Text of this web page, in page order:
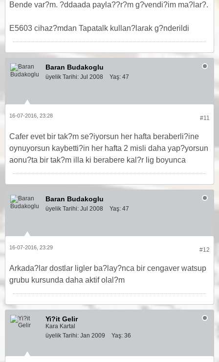
Bende var?m. ?ddaada payla??r?m g?vendi?im ma?lar?.
E5603 cihaz?mdan Tapatalk kullan?larak g?nderildi
Baran Budakoglu
üyelik Tarihi: Jul 2008 Yaş: 47
#11
16-07-2016, 23:28
Cafer evet bir tak?m se?iyorsun her hafta beraberli?ine
oynuyorsun kaybetti?in her hafta 2 misli daha yap?yorsun
aonu?ta bir tak?m illa ki berabere kal?r lig boyunca
Baran Budakoglu
üyelik Tarihi: Jul 2008 Yaş: 47
#12
16-07-2016, 23:29
Arkada?lar dostlar ligler ba?lay?nca bir cengaver watsup
grubu kursunda daha aktif olal?m
Yi?it Gelir
Kara Kartal
üyelik Tarihi: Jan 2009 Yaş: 36